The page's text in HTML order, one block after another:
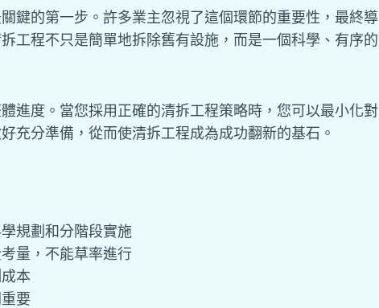
鍵的第一步。許多業主忽視了這個環節的重要性，最終導
工程不只是簡單地拆除舊有設施，而是一個科學、有序的
進度。當您採用正確的清拆工程策略時，您可以最小化對
充分準備，從而使清拆工程成為成功翻新的基石。
學規劃和分階段實施
量，不能草率進行
本
要